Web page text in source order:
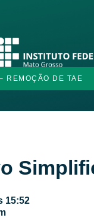
REMOÇÃO DE TAE
15:52